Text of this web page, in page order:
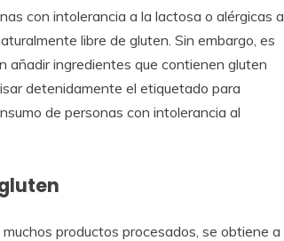
con intolerancia a la lactosa o alérgicas a
libre de gluten. Sin embargo, es
añadir ingredientes que contienen gluten
detenidamente el etiquetado para
de personas con intolerancia al
productos procesados, se obtiene a